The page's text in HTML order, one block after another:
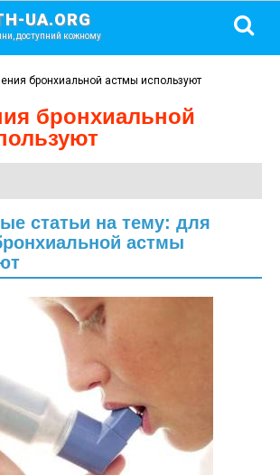
UA.ORG
доступний кожному
бронхиальной астмы используют
статьи на тему: для
астмы